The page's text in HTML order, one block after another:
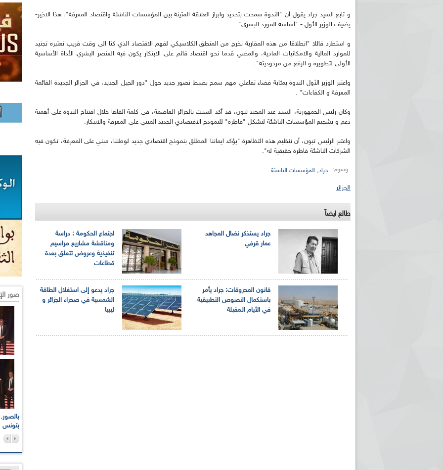
و تابع السيد جراد يقول أن "الندوة سمحت بتحديد وابراز العلاقة المتينة بين المؤسسات الناشئة واقتصاد المعرقة"، هذا الاخير-
يضيف الوزير الأول - "أساسه المورد البشري".
و استطرد قائلا "انطلاقا من هذه المقاربة نخرج من المنطق الكلاسيكي لفهم الاقتصاد الذي كنا الى وقت قريب نعتبره تجنيد
للموارد المالية والامكانيات المادية، والمضي قدما نحو اقتصاد قائم على الابتكار يكون فيه العنصر البشري الأداة الأساسية
الأولى لتطويره و الرفع من مردوديته".
واعتبر الوزير الأول الندوة بمثابة فضاء تفاعلي مهم سمح بضبط تصور جديد حول "دور الجيل الجديد، في الجزائر الجديدة القائمة
المعرفة و الكفاءات" .
وكان رئيس الجمهورية، السيد عبد المجيد تبون، قد أكد السبت بالجزائر العاصمة، في كلمة القاها خلال افتتاح الندوة على أهمية
دعم و تشجيع المؤسسات الناشئة لتشكل "قاطرة" للنموذج الاقتصادي الجديد المبني على المعرفة والابتكار.
واعتبر الرئيس تبون، أن تنظيم هذه التظاهرة "يؤكد ايماننا المطلق بنموذج اقتصادي جديد لوطننا، مبني على المعرفة، تكون فيه
الشركات الناشئة قاطرة حقيقية له".
وسوم: جراد, المؤسسات الناشئة
الجزائر
طالع ايضاً
اجتماع الحكومة : دراسة
ومناقشة مشاريع مراسيم
تنفيذية وعروض تتعلق بعدة
قطاعات
جراد يستذكر نضال المجاهد
عمار قرفي
جراد يدعو إلى استغلال الطاقة
الشمسية في صحراء الجزائر و
ليبيا
قانون المحروقات: جراد يأمر
باستكمال النصوص التطبيقية
في الأيام الـمقبلة
صور
بتونس